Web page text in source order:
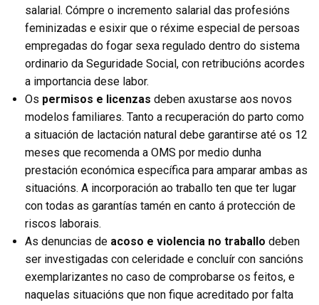
salarial. Cómpre o incremento salarial das profesións
feminizadas e esixir que o réxime especial de persoas
empregadas do fogar sexa regulado dentro do sistema
ordinario da Seguridade Social, con retribucións acordes
a importancia dese labor.
Os permisos e licenzas deben axustarse aos novos
modelos familiares. Tanto a recuperación do parto como
a situación de lactación natural debe garantirse até os 12
meses que recomenda a OMS por medio dunha
prestación económica específica para amparar ambas as
situacións. A incorporación ao traballo ten que ter lugar
con todas as garantías tamén en canto á protección de
riscos laborais.
As denuncias de acoso e violencia no traballo deben
ser investigadas con celeridade e concluír con sancións
exemplarizantes no caso de comprobarse os feitos, e
naquelas situacións que non fique acreditado por falta